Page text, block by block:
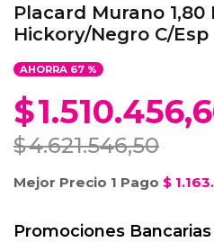
Placard Murano 1,80
Hickory/Negro C/Esp
AHORRA 67%
$
$4.621.546,50
Mejor Precio 1 Pago $
Promociones Bancarias